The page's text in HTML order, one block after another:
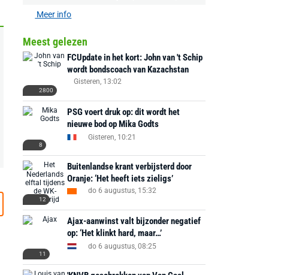
AANBIEDING -40%
Meer info
Meest gelezen
2800
FCUpdate in het kort: John van 't Schip
wordt bondscoach van Kazachstan
Gisteren, 13:02
8
PSG voert druk op: dit wordt het
nieuwe bod op Mika Godts
Gisteren, 10:21
12
Buitenlandse krant verbijsterd door
Oranje: ‘Het heeft iets zieligs’
do 6 augustus, 15:32
11
Ajax-aanwinst valt bijzonder negatief
op: ‘Het klinkt hard, maar…’
do 6 augustus, 08:25